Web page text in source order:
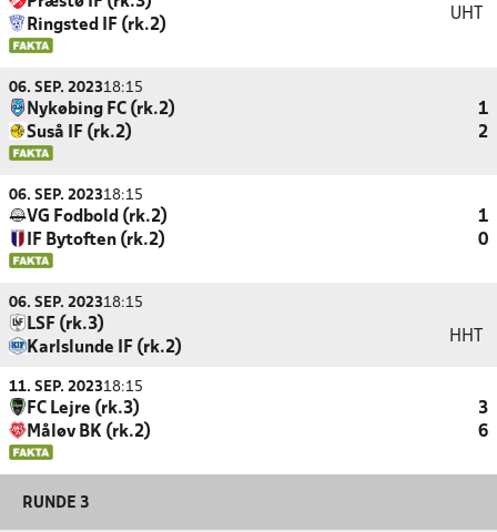
Ringsted IF (rk.2)
UHT
06. SEP. 202318:15
Nykøbing FC (rk.2)
1
Suså IF (rk.2)
2
06. SEP. 202318:15
VG Fodbold (rk.2)
1
IF Bytoften (rk.2)
0
06. SEP. 202318:15
LSF (rk.3)
Karlslunde IF (rk.2)
HHT
11. SEP. 202318:15
FC Lejre (rk.3)
3
Måløv BK (rk.2)
6
RUNDE 3